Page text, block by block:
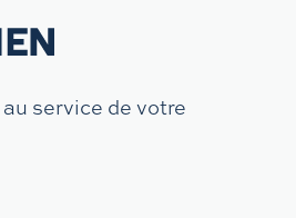
service de votre